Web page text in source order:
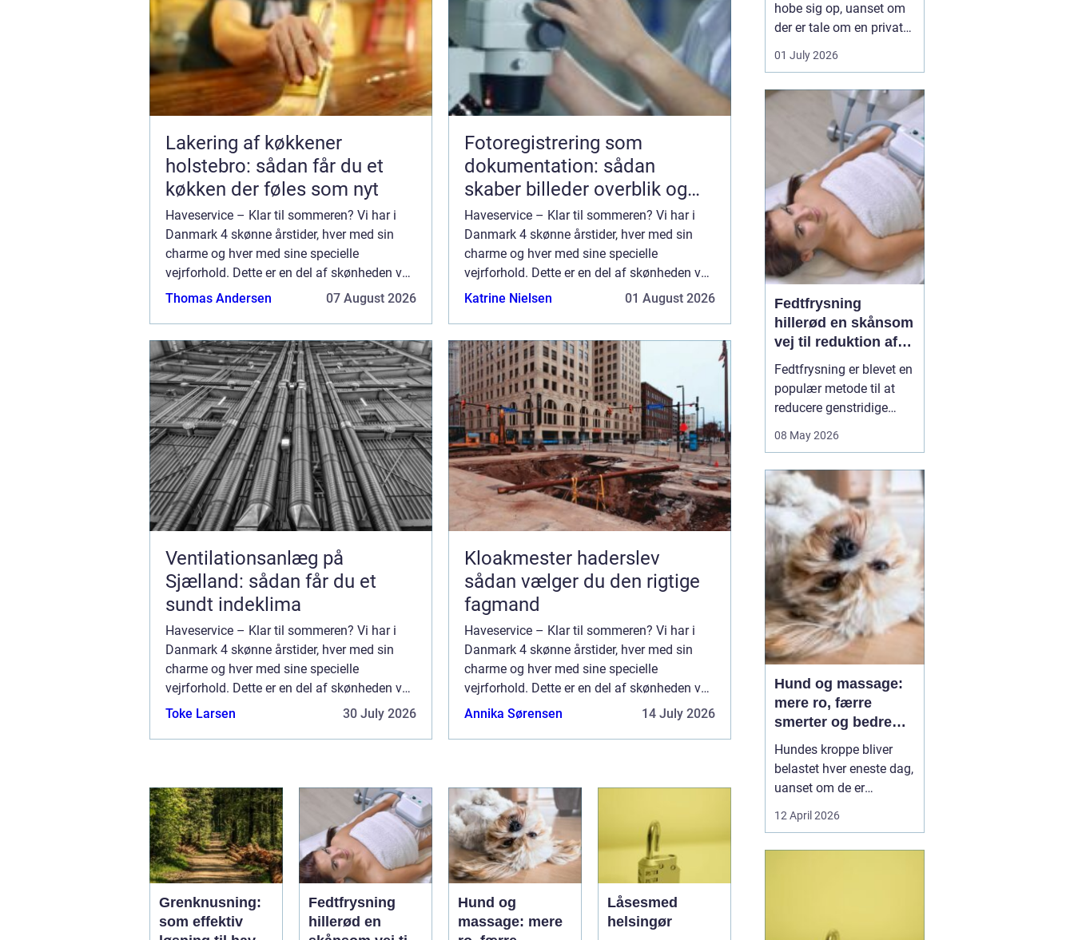
Lakering af køkkener
holstebro: sådan får du et
køkken der føles som nyt
Haveservice – Klar til sommeren? Vi har i
Danmark 4 skønne årstider, hver med sin
charme og hver med sine specielle
vejrforhold. Dette er en del af skønheden ved
vores land, men ikke nødvendigvis af vores
Thomas Andersen 07 August 2026
Fotoregistrering som
dokumentation: sådan
skaber billeder overblik og
tryghed
Haveservice – Klar til sommeren? Vi har i
Danmark 4 skønne årstider, hver med sin
charme og hver med sine specielle
vejrforhold. Dette er en del af skønheden ved
vores land, men ikke nødvendigvis af vores
Katrine Nielsen 01 August 2026
Ventilationsanlæg på
Sjælland: sådan får du et
sundt indeklima
Haveservice – Klar til sommeren? Vi har i
Danmark 4 skønne årstider, hver med sin
charme og hver med sine specielle
vejrforhold. Dette er en del af skønheden ved
vores land, men ikke nødvendigvis af vores
Toke Larsen 30 July 2026
Kloakmester haderslev
sådan vælger du den rigtige
fagmand
Haveservice – Klar til sommeren? Vi har i
Danmark 4 skønne årstider, hver med sin
charme og hver med sine specielle
vejrforhold. Dette er en del af skønheden ved
vores land, men ikke nødvendigvis af vores
Annika Sørensen 14 July 2026
Grenknusning:
som effektiv
Fedtfrysning
hillerød en
Hund og
massage: mere
Låsesmed
helsingør
hobe sig op, uanset om
der er tale om en privat
have, læhegn langs
marken eller større
oplever, at bunker af
grene, kvas og toppe
både skæmmer området
og gør det svæ...
01 July 2026
Fedtfrysning
hillerød en skånsom
vej til reduktion af
lokale fedtdepoter
Fedtfrysning er blevet en
populær metode til at
reducere genstridige
reagerer på kost og
ikke en slankekur, men et
supplement for dig, der
er tæt på din idealvægt
og ønsker at forme
kroppen enkelte steder...
08 May 2026
Hund og massage:
mere ro, færre
smerter og bedre
bevægelse
Hundes kroppe bliver
belastet hver eneste dag,
uanset om de er
familiehunde, jagthunde,
konkurrencehunde eller
12 April 2026